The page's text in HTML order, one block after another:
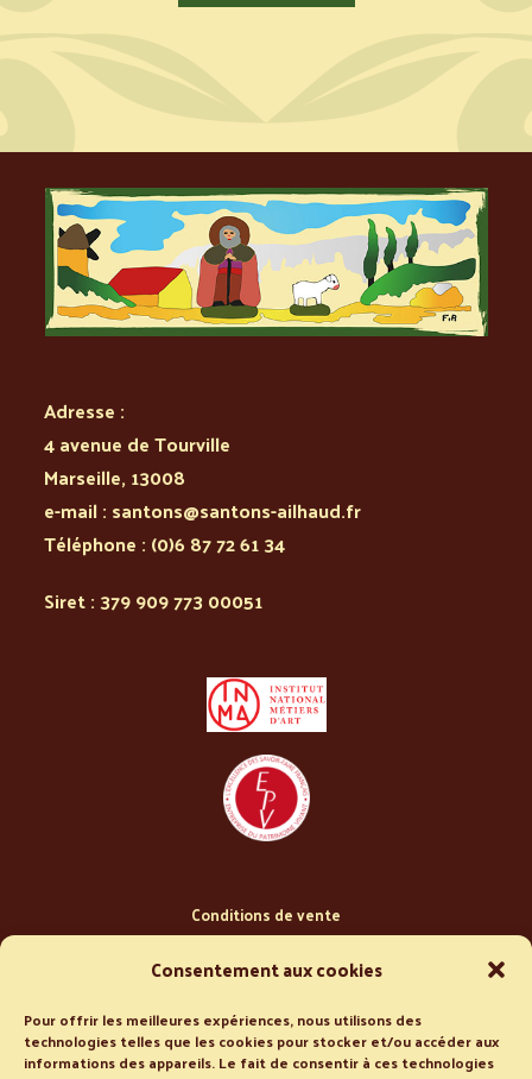
Consentement aux cookies
Pour offrir les meilleures expériences, nous utilisons des
technologies telles que les cookies pour stocker et/ou accéder aux
informations des appareils. Le fait de consentir à ces technologies
Adresse :
4 avenue de Tourville
Marseille, 13008
e-mail : santons@santons-ailhaud.fr
Téléphone : (0)6 87 72 61 34
Siret : 379 909 773 00051
Conditions de vente
Politique de confidentialité